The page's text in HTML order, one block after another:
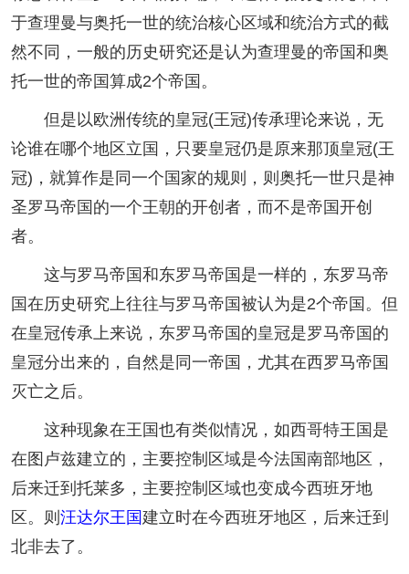
于查理曼与奥托一世的统治核心区域和统治方式的截
然不同，一般的历史研究还是认为查理曼的帝国和奥
托一世的帝国算成2个帝国。
但是以欧洲传统的皇冠(王冠)传承理论来说，无
论谁在哪个地区立国，只要皇冠仍是原来那顶皇冠(王
冠)，就算作是同一个国家的规则，则奥托一世只是神
圣罗马帝国的一个王朝的开创者，而不是帝国开创
者。
这与罗马帝国和东罗马帝国是一样的，东罗马帝
国在历史研究上往往与罗马帝国被认为是2个帝国。但
在皇冠传承上来说，东罗马帝国的皇冠是罗马帝国的
皇冠分出来的，自然是同一帝国，尤其在西罗马帝国
灭亡之后。
这种现象在王国也有类似情况，如西哥特王国是
在图卢兹建立的，主要控制区域是今法国南部地区，
后来迁到托莱多，主要控制区域也变成今西班牙地
区。则 汪达尔王国建立时在今西班牙地区，后来迁到
北非去了。